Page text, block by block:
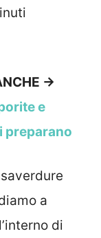
->
e
preparano
a
di